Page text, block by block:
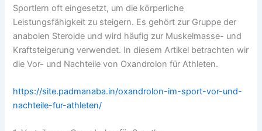
Sportlern oft eingesetzt, um die körperliche
Leistungsfähigkeit zu steigern. Es gehört zur Gruppe der
anabolen Steroide und wird häufig zur Muskelmasse- und
Kraftsteigerung verwendet. In diesem Artikel betrachten wir
die Vor- und Nachteile von Oxandrolon für Athleten.
https://site.padmanaba.in/oxandrolon-im-sport-vor-und-
nachteile-fur-athleten/